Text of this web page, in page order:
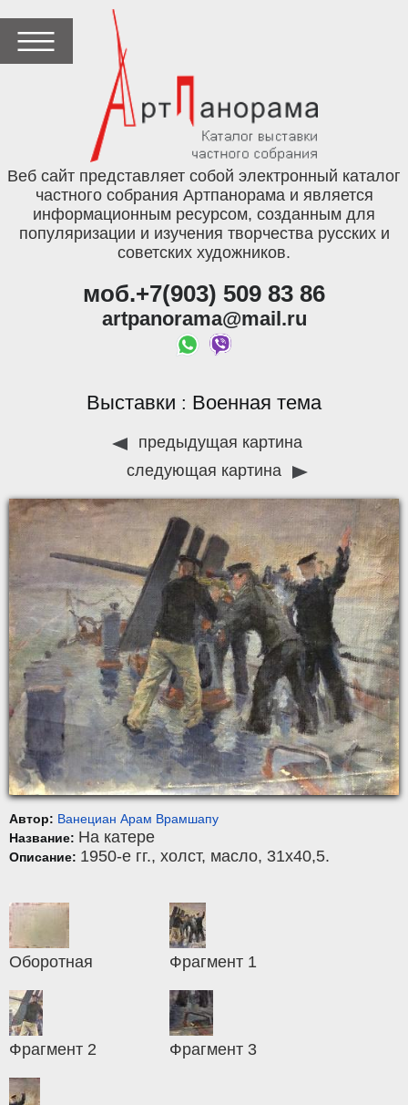
Веб сайт представляет собой электронный каталог
частного собрания Артпанорама и является
информационным ресурсом, созданным для
популяризации и изучения творчества русских и
советских художников.
моб.+7(903) 509 83 86
artpanorama@mail.ru
Выставки : Военная тема
предыдущая картина
следующая картина
Автор: Ванециан Арам Врамшапу
Название: На катере
Описание: 1950-е гг., холст, масло, 31x40,5.
Оборотная Фрагмент 1
Фрагмент 2 Фрагмент 3